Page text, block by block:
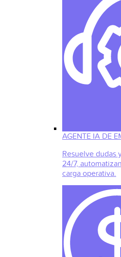
AGENTE IA DE
Resuelve dudas
24/7,
carga operativa.